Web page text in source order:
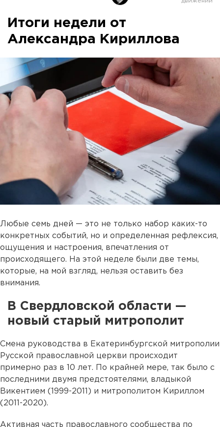
Итоги недели от
Александра Кириллова
Любые семь дней — это не только набор каких-то
конкретных событий, но и определенная рефлексия,
ощущения и настроения, впечатления от
происходящего. На этой неделе были две темы,
которые, на мой взгляд, нельзя оставить без
внимания.
В Свердловской области —
новый старый митрополит
Смена руководства в Екатеринбургской митрополии
Русской православной церкви происходит
примерно раз в 10 лет. По крайней мере, так было с
последними двумя предстоятелями, владыкой
Викентием (1999-2011) и митрополитом Кириллом
(2011-2020).
Активная часть православного сообщества по